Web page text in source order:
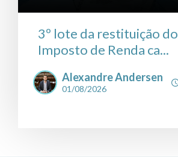
3º lote da restituição do
Imposto de Renda ca...
Alexandre Andersen
01/08/2026